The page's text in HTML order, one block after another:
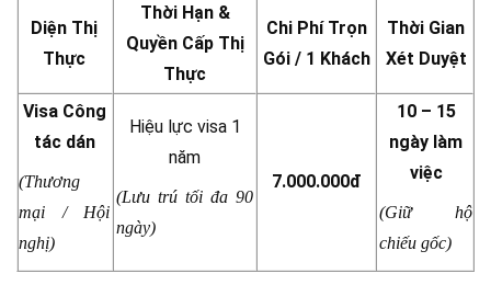
Diện Thị
Thực
Thời Hạn &
Quyền Cấp Thị
Thực
Chi Phí Trọn
Gói / 1 Khách
Thời Gian
Xét Duyệt
Visa Công
tác dán
(Thương
mại / Hội
nghị)
Hiệu lực visa 1
năm
(Lưu trú tối đa 90
ngày)
7.000.000đ
10 – 15
ngày làm
việc
(Giữ hộ
chiếu gốc)